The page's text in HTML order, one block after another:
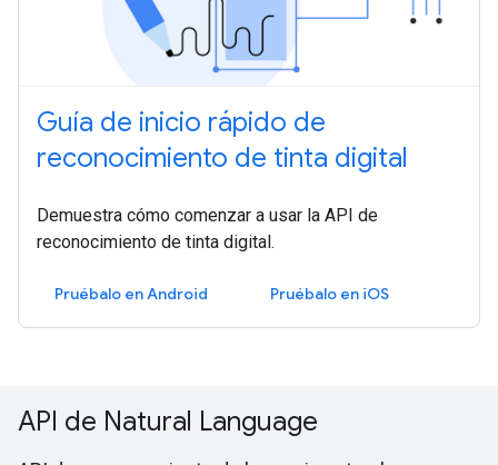
Guía de inicio rápido de
reconocimiento de tinta digital
Demuestra cómo comenzar a usar la API de
reconocimiento de tinta digital.
Pruébalo en Android Pruébalo en iOS
API de Natural Language